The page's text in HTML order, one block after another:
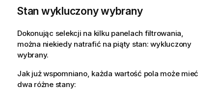
Stan wykluczony wybrany
Dokonując selekcji na kilku panelach filtrowania,
można niekiedy natrafić na piąty stan: wykluczony
wybrany.
Jak już wspomniano, każda wartość pola może mieć
dwa różne stany: